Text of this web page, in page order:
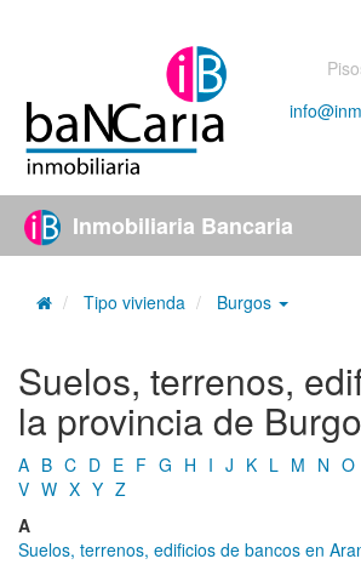
Inmobiliaria Bancaria
Tipo vivienda Burgos
Suelos, terrenos,
la provincia de
A B C D E F G H I J K L M N O
V W X Y Z
A
Suelos, terrenos, edificios de bancos en